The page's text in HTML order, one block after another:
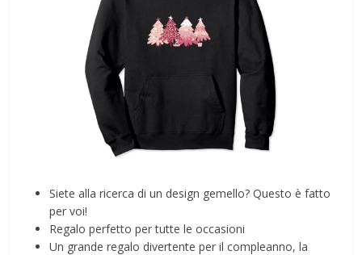
Siete alla ricerca di un design gemello? Questo è fatto
per voi!
Regalo perfetto per tutte le occasioni
Un grande regalo divertente per il compleanno, la